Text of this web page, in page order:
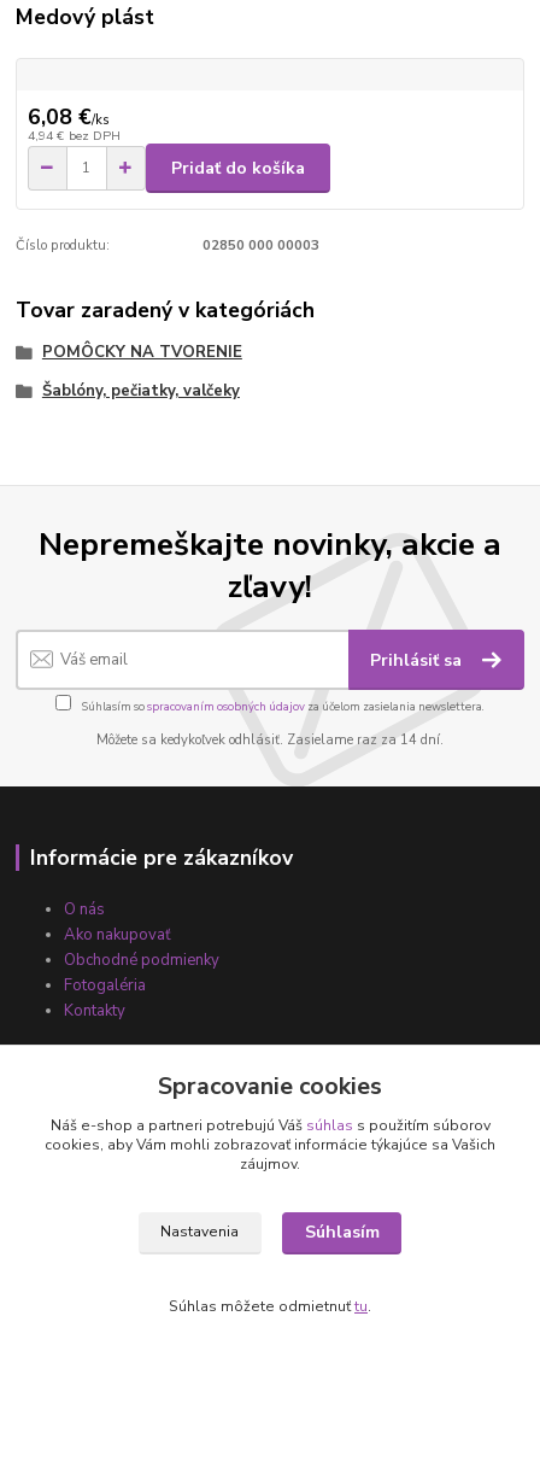
Medový plást
6,08 €/ks
4,94 € bez DPH
Pridať do košíka
Číslo produktu: 02850 000 00003
Tovar zaradený v kategóriách
POMÔCKY NA TVORENIE
Šablóny, pečiatky, valčeky
Nepremeškajte novinky, akcie a
zľavy!
Prihlásiť sa
Súhlasím sospracovaním osobných údajov za účelom zasielania newslettera.
Môžete sa kedykoľvek odhlásiť. Zasielame raz za 14 dní.
Informácie pre zákazníkov
O nás
Ako nakupovať
Obchodné podmienky
Fotogaléria
Kontakty
+421 905 531 251
Spracovanie cookies
Náš e-shop a partneri potrebujú Váš súhlas s použitím súborov
cookies, aby Vám mohli zobrazovať informácie týkajúce sa Vašich
záujmov.
Nastavenia Súhlasím
Súhlas môžete odmietnuťtu.